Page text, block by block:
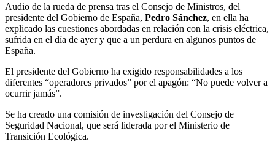
Audio de la rueda de prensa tras el Consejo de Ministros, del
presidente del Gobierno de España, Pedro Sánchez, en ella ha
explicado las cuestiones abordadas en relación con la crisis eléctrica,
sufrida en el día de ayer y que a un perdura en algunos puntos de
España.
El presidente del Gobierno ha exigido responsabilidades a los
diferentes “operadores privados” por el apagón: “No puede volver a
ocurrir jamás”.
Se ha creado una comisión de investigación del Consejo de
Seguridad Nacional, que será liderada por el Ministerio de
Transición Ecológica.